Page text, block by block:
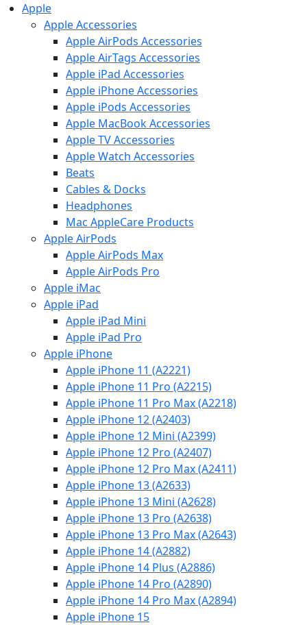
Apple
Apple Accessories
Apple AirPods Accessories
Apple AirTags Accessories
Apple iPad Accessories
Apple iPhone Accessories
Apple iPods Accessories
Apple MacBook Accessories
Apple TV Accessories
Apple Watch Accessories
Beats
Cables & Docks
Headphones
Mac AppleCare Products
Apple AirPods
Apple AirPods Max
Apple AirPods Pro
Apple iMac
Apple iPad
Apple iPad Mini
Apple iPad Pro
Apple iPhone
Apple iPhone 11 (A2221)
Apple iPhone 11 Pro (A2215)
Apple iPhone 11 Pro Max (A2218)
Apple iPhone 12 (A2403)
Apple iPhone 12 Mini (A2399)
Apple iPhone 12 Pro (A2407)
Apple iPhone 12 Pro Max (A2411)
Apple iPhone 13 (A2633)
Apple iPhone 13 Mini (A2628)
Apple iPhone 13 Pro (A2638)
Apple iPhone 13 Pro Max (A2643)
Apple iPhone 14 (A2882)
Apple iPhone 14 Plus (A2886)
Apple iPhone 14 Pro (A2890)
Apple iPhone 14 Pro Max (A2894)
Apple iPhone 15